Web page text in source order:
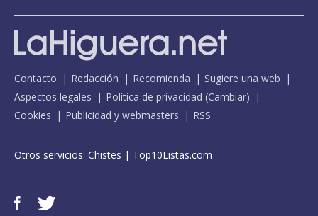
Contacto Redacción Recomienda
Sugiere una web
Aspectos legales
Política de privacidad (Cambiar)
Cookies
Publicidad y webmasters RSS
Otros servicios: Chistes | Top10Listas.com